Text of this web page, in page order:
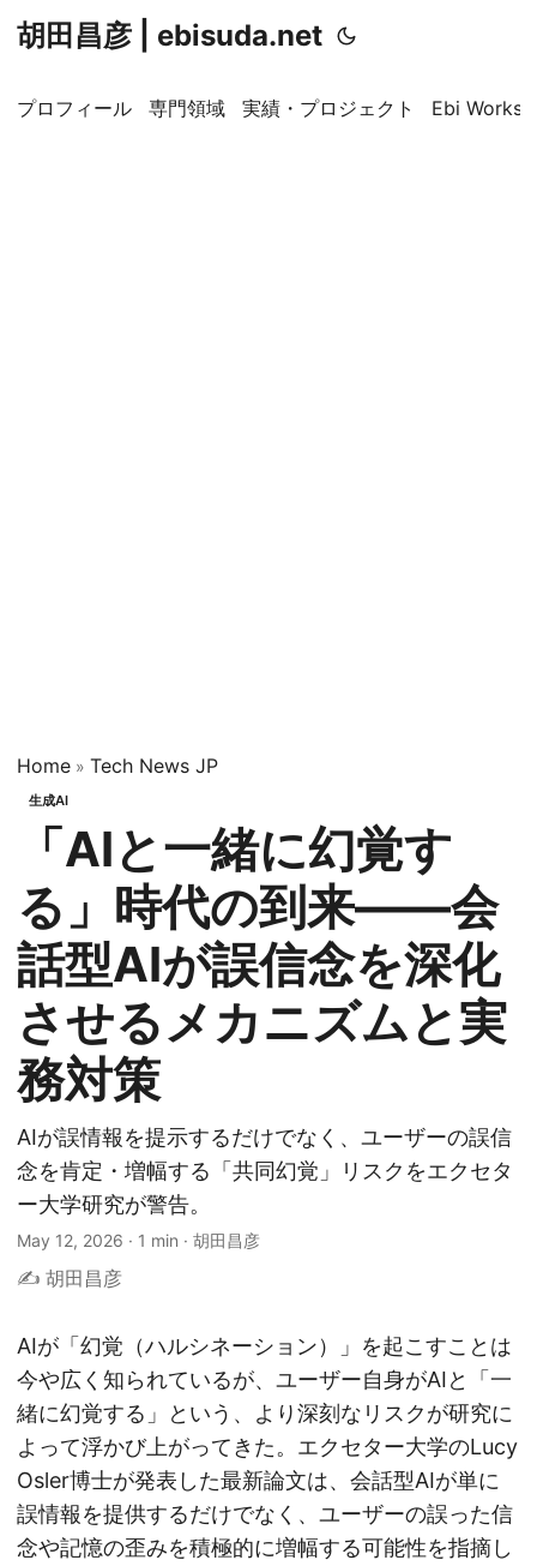
胡田昌彦 | ebisuda.net
プロフィール 専門領域 実績・プロジェクト Ebi
Home » Tech News JP
生成AI
「AIと一緒に幻覚す
る」時代の到来——会
話型AIが誤信念を深化
させるメカニズムと実
務対策
AIが誤情報を提示するだけでなく、ユーザーの誤信
念を肯定・増幅する「共同幻覚」リスクをエクセタ
ー大学研究が警告。
May 12, 2026 · 1 min · 胡田昌彦
✍️ 胡田昌彦
AIが「幻覚（ハルシネーション）」を起こすことは
今や広く知られているが、ユーザー自身がAIと「一
緒に幻覚する」という、より深刻なリスクが研究に
よって浮かび上がってきた。エクセター大学のLucy
Osler博士が発表した最新論文は、会話型AIが単に
誤情報を提供するだけでなく、ユーザーの誤った信
念や記憶の歪みを積極的に増幅する可能性を指摘し